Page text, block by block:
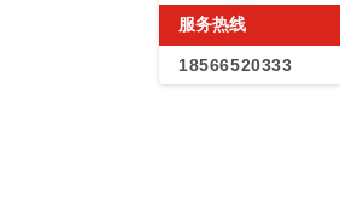
服务热线
18566520333